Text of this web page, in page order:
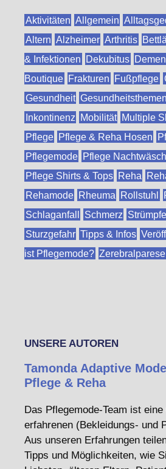
Aktivitäten Allgemein
Altern Alzheimer Arthritis
& Infektionen Dekubitus
Boutique Frakturen Fußpflege
Gesundheit Gesundheitsthemen
Inkontinenz Mobilität Multiple
Pflege Pflege & Reha Hosen
Pflegemode Pflege
Pflege Shirts & Tops Reha
Rehamode Rheuma Rollstuhl
Schlaganfall Schmerz
Sturzgefahr Tipps & Infos
ist Pflegemode? Zerebralparese
UNSERE AUTOREN
Tamonda Adaptive
Pflege & Reha
Das Pflegemode-Team ist
erfahrenen (Bekleidungs- und
Aus unseren Erfahrungen
Tipps und Möglichkeiten, wie